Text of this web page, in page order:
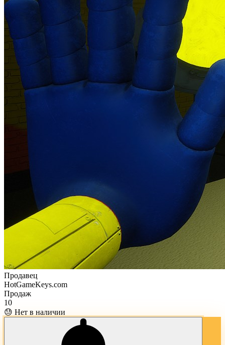
Продавец
HotGameKeys.com
Продаж
10
😓 Нет в наличии